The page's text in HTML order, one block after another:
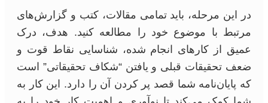
در این مرحله، باید تمامی مقالات، کتب و گزارش‌های
مرتبط با موضوع خود را مطالعه کنید. هدف، درک
عمیق از کارهای انجام شده، شناسایی نقاط قوت و
ضعف تحقیقات قبلی و یافتن “شکاف تحقیقاتی” است
که پایان‌نامه شما قصد پر کردن آن را دارد. این کار به